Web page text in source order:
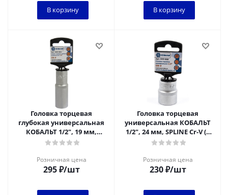
В корзину В корзину
Головка торцевая
глубокая универсальная
КОБАЛЬТ 1/2", 19 мм,
SPLINE Cr-V (1 шт.) подвес
Розничная цена
295₽/шт
Головка торцевая
универсальная КОБАЛЬТ
1/2", 24 мм, SPLINE Cr-V (1
шт.) подвес
Розничная цена
230₽/шт